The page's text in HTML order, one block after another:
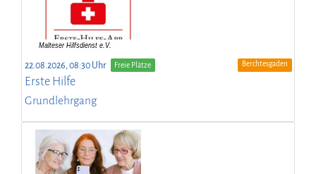
22.08.2026, 08:30 Uhr Freie Plätze Berchtesgaden
Erste Hilfe
Grundlehrgang